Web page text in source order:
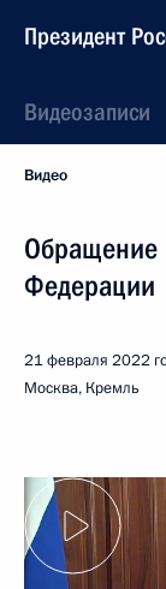
Президент
Видеозаписи
Видео
Обращение
Федерации
21 февраля 2022
Москва, Кремль